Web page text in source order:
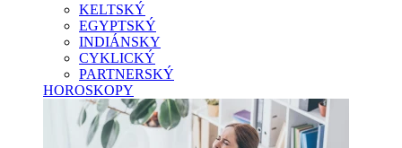
KELTSKÝ
EGYPTSKÝ
INDIÁNSKY
CYKLICKÝ
PARTNERSKÝ
HOROSKOPY